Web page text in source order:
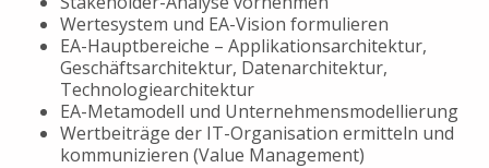
Wertesystem und EA-Vision formulieren
EA-Hauptbereiche – Applikationsarchitektur,
Geschäftsarchitektur, Datenarchitektur,
Technologiearchitektur
EA-Metamodell und Unternehmensmodellierung
Wertbeiträge der IT-Organisation ermitteln und
kommunizieren (Value Management)